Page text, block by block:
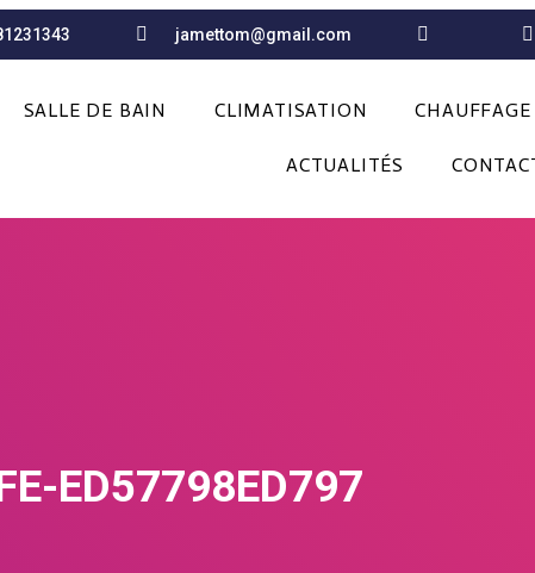
jamettom@gmail.com
SALLE DE BAIN CLIMATISATION CHAUFFAGE
ACTUALITÉS
ED57798ED797